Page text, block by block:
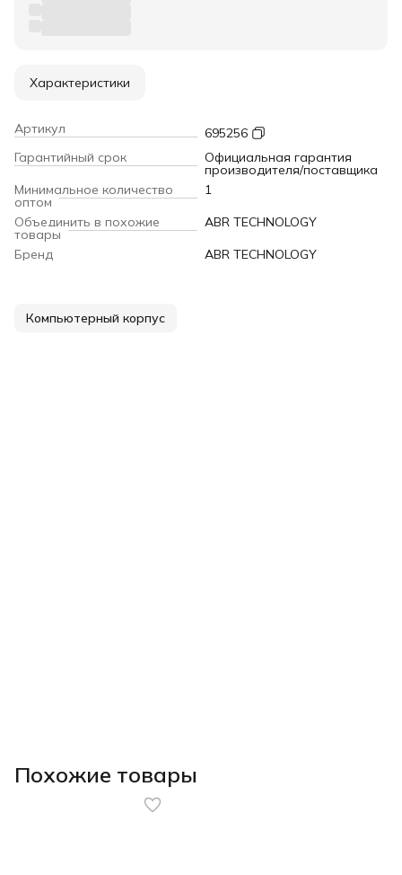
Характеристики
Артикул
695256
Гарантийный срок
Официальная гарантия
производителя/поставщика
Минимальное количество
оптом
1
Объединить в похожие
товары
ABR TECHNOLOGY
Бренд
ABR TECHNOLOGY
Компьютерный корпус
Похожие товары